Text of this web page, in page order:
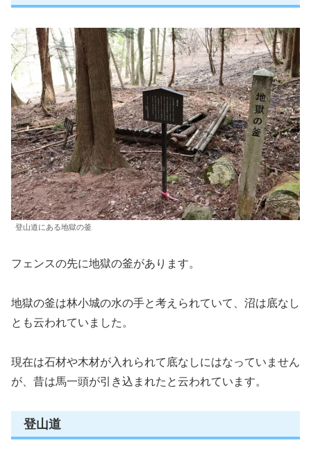
登山道にある地獄の釜
フェンスの先に地獄の釜があります。
地獄の釜は林小城の水の手と考えられていて、沼は底なし
とも云われていました。
現在は石材や木材が入れられて底なしにはなっていません
が、昔は馬一頭が引き込まれたと云われています。
登山道